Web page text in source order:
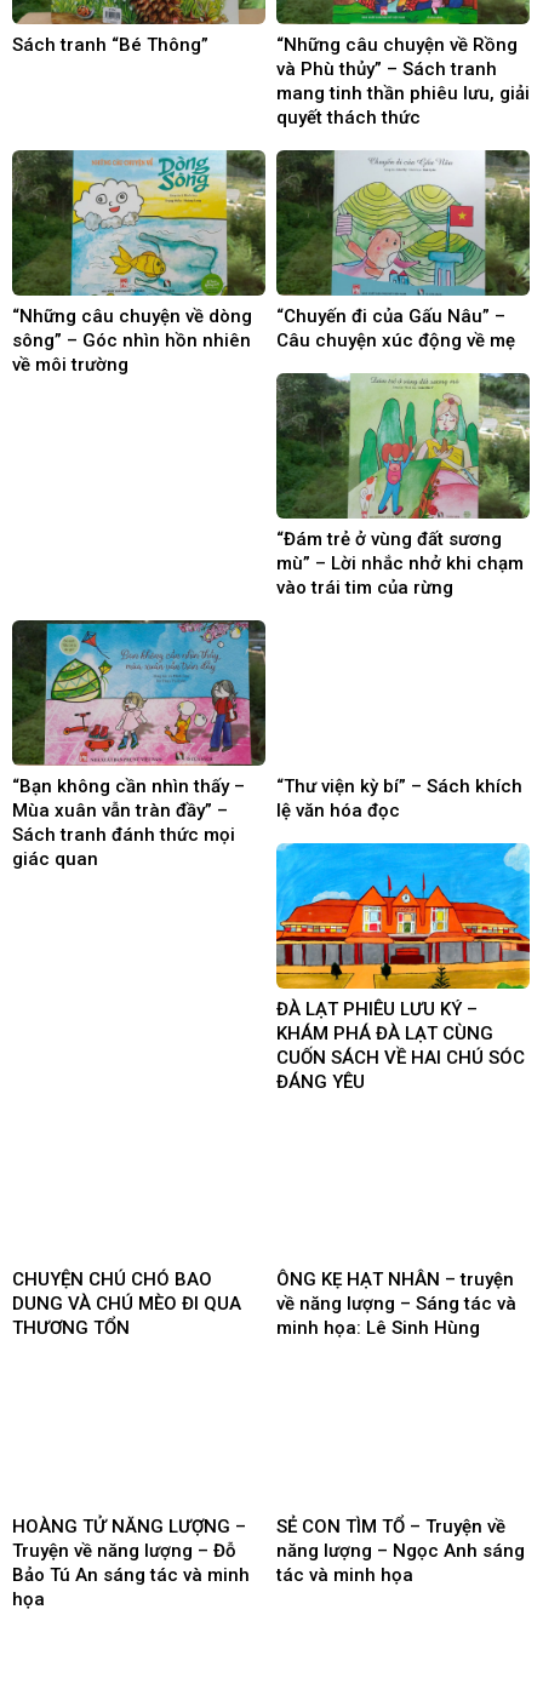
Sách tranh “Bé Thông”
“Những câu chuyện về Rồng
và Phù thủy” – Sách tranh
mang tinh thần phiêu lưu, giải
quyết thách thức
“Những câu chuyện về dòng
sông” – Góc nhìn hồn nhiên
về môi trường
“Chuyến đi của Gấu Nâu” –
Câu chuyện xúc động về mẹ
“Đám trẻ ở vùng đất sương
mù” – Lời nhắc nhở khi chạm
vào trái tim của rừng
“Bạn không cần nhìn thấy –
Mùa xuân vẫn tràn đầy” –
Sách tranh đánh thức mọi
giác quan
“Thư viện kỳ bí” – Sách khích
lệ văn hóa đọc
ĐÀ LẠT PHIÊU LƯU KÝ –
KHÁM PHÁ ĐÀ LẠT CÙNG
CUỐN SÁCH VỀ HAI CHÚ SÓC
ĐÁNG YÊU
CHUYỆN CHÚ CHÓ BAO
DUNG VÀ CHÚ MÈO ĐI QUA
THƯƠNG TỔN
ÔNG KẸ HẠT NHÂN – truyện
về năng lượng – Sáng tác và
minh họa: Lê Sinh Hùng
HOÀNG TỬ NĂNG LƯỢNG –
Truyện về năng lượng – Đỗ
Bảo Tú An sáng tác và minh
họa
SẺ CON TÌM TỔ – Truyện về
năng lượng – Ngọc Anh sáng
tác và minh họa